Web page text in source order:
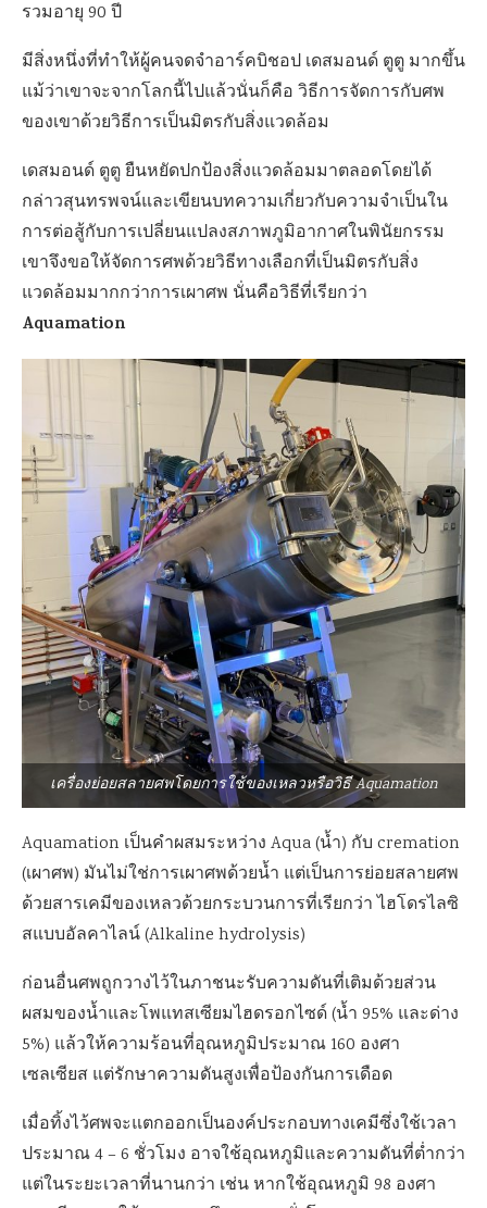
รวมอายุ 90 ปี
มีสิ่งหนึ่งที่ทำให้ผู้คนจดจำอาร์คบิชอป เดสมอนด์ ตูตู มากขึ้น
แม้ว่าเขาจะจากโลกนี้ไปแล้วนั่นก็คือ วิธีการจัดการกับศพ
ของเขาด้วยวิธีการเป็นมิตรกับสิ่งแวดล้อม
เดสมอนด์ ตูตู ยืนหยัดปกป้องสิ่งแวดล้อมมาตลอดโดยได้
กล่าวสุนทรพจน์และเขียนบทความเกี่ยวกับความจำเป็นใน
การต่อสู้กับการเปลี่ยนแปลงสภาพภูมิอากาศในพินัยกรรม
เขาจึงขอให้จัดการศพด้วยวิธีทางเลือกที่เป็นมิตรกับสิ่ง
แวดล้อมมากกว่าการเผาศพ นั่นคือวิธีที่เรียกว่า
Aquamation
เครื่องย่อยสลายศพโดยการใช้ของเหลวหรือวิธี Aquamation
Aquamation เป็นคำผสมระหว่าง Aqua (น้ำ) กับ cremation
(เผาศพ) มันไม่ใช่การเผาศพด้วยน้ำ แต่เป็นการย่อยสลายศพ
ด้วยสารเคมีของเหลวด้วยกระบวนการที่เรียกว่า ไฮโดรไลซิ
สแบบอัลคาไลน์ (Alkaline hydrolysis)
ก่อนอื่นศพถูกวางไว้ในภาชนะรับความดันที่เติมด้วยส่วน
ผสมของน้ำและโพแทสเซียมไฮดรอกไซด์ (น้ำ 95% และด่าง
5%) แล้วให้ความร้อนที่อุณหภูมิประมาณ 160 องศา
เซลเซียส แต่รักษาความดันสูงเพื่อป้องกันการเดือด
เมื่อทิ้งไว้ศพจะแตกออกเป็นองค์ประกอบทางเคมีซึ่งใช้เวลา
ประมาณ 4 – 6 ชั่วโมง อาจใช้อุณหภูมิและความดันที่ต่ำกว่า
แต่ในระยะเวลาที่นานกว่า เช่น หากใช้อุณหภูมิ 98 องศา